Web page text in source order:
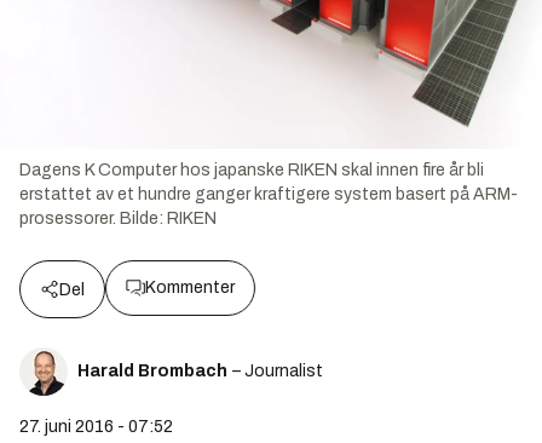
Dagens K Computer hos japanske RIKEN skal innen fire år bli
erstattet av et hundre ganger kraftigere system basert på ARM-
prosessorer. Bilde: RIKEN
Del Kommenter
Harald Brombach – Journalist
27. juni 2016 - 07:52